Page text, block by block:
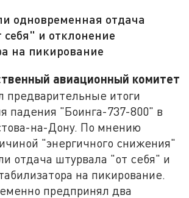
одновременная отдача
и отклонение
на пикирование
авиационный комитет
предварительные итоги
падения "Боинга-737-800" в
на-Дону. По мнению
"энергичного снижения"
отдача штурвала "от себя" и
на пикирование.
предпринял два